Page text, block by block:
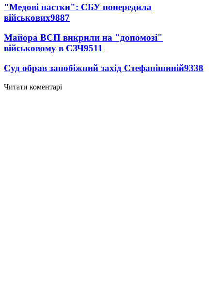
"Медові пастки": СБУ попередила
військових9887
Майора ВСП викрили на "допомозі"
військовому в СЗЧ9511
Суд обрав запобіжний захід Стефанішиній9338
Читати коментарі